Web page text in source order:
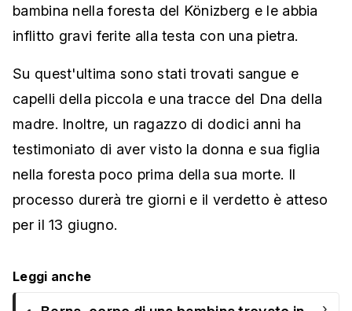
bambina nella foresta del Könizberg e le abbia
inflitto gravi ferite alla testa con una pietra.
Su quest'ultima sono stati trovati sangue e
capelli della piccola e una tracce del Dna della
madre. Inoltre, un ragazzo di dodici anni ha
testimoniato di aver visto la donna e sua figlia
nella foresta poco prima della sua morte. Il
processo durerà tre giorni e il verdetto è atteso
per il 13 giugno.
Leggi anche